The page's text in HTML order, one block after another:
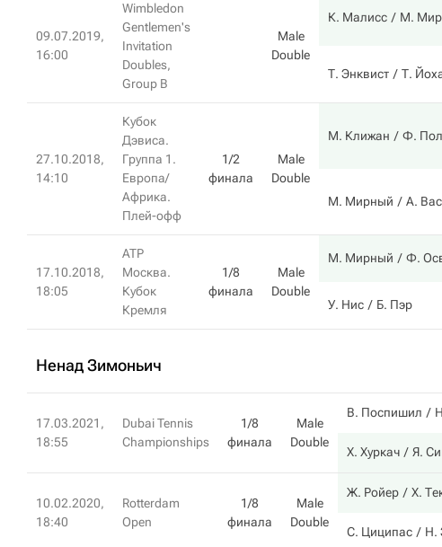
09.07.2019,
16:00
Wimbledon
Gentlemen's
Invitation
Doubles,
Group B
Male
Double
К. Малисс М.
Т. Энквист Т.
27.10.2018,
14:10
Кубок
Дэвиса.
Группа 1.
Европа/
Африка.
Плей-офф
1/2
финала
Male
Double
М. Клижан Ф.
М. Мирный А.
17.10.2018,
18:05
ATP
Москва.
Кубок
Кремля
1/8
финала
Male
Double
М. Мирный Ф.
У. Нис Б. Пэр
Ненад Зимоньич
17.03.2021,
18:55
Dubai Tennis
Championships
1/8
финала
Male
Double
В. Поспишил
Х. Хуркач Я.
10.02.2020,
18:40
Rotterdam
Open
1/8
финала
Male
Double
Ж. Ройер Х.
С. Циципас Н.